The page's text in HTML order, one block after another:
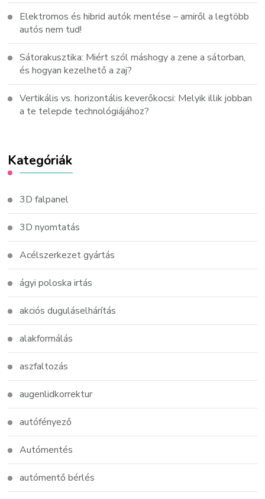
Elektromos és hibrid autók mentése – amiről a legtöbb
autós nem tud!
Sátorakusztika: Miért szól máshogy a zene a sátorban,
és hogyan kezelhető a zaj?
Vertikális vs. horizontális keverőkocsi: Melyik illik jobban
a te telepde technológiájához?
Kategóriák
3D falpanel
3D nyomtatás
Acélszerkezet gyártás
ágyi poloska irtás
akciós duguláselhárítás
alakformálás
aszfaltozás
augenlidkorrektur
autófényező
Autómentés
autómentő bérlés